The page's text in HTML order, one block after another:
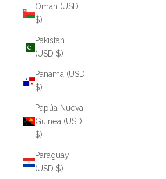
Omán (USD
$)
Pakistán
(USD $)
Panamá (USD
$)
Papúa Nueva
Guinea (USD
$)
Paraguay
(USD $)